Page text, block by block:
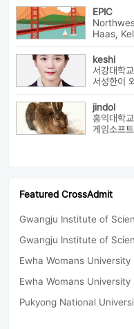
EPIC
keshi
서강대학
서성한이
jindol
홍익대학
Featured CrossAdmit
Gwangju Institute of
Gwangju Institute of
Ewha Womans University
Ewha Womans University
Pukyong National